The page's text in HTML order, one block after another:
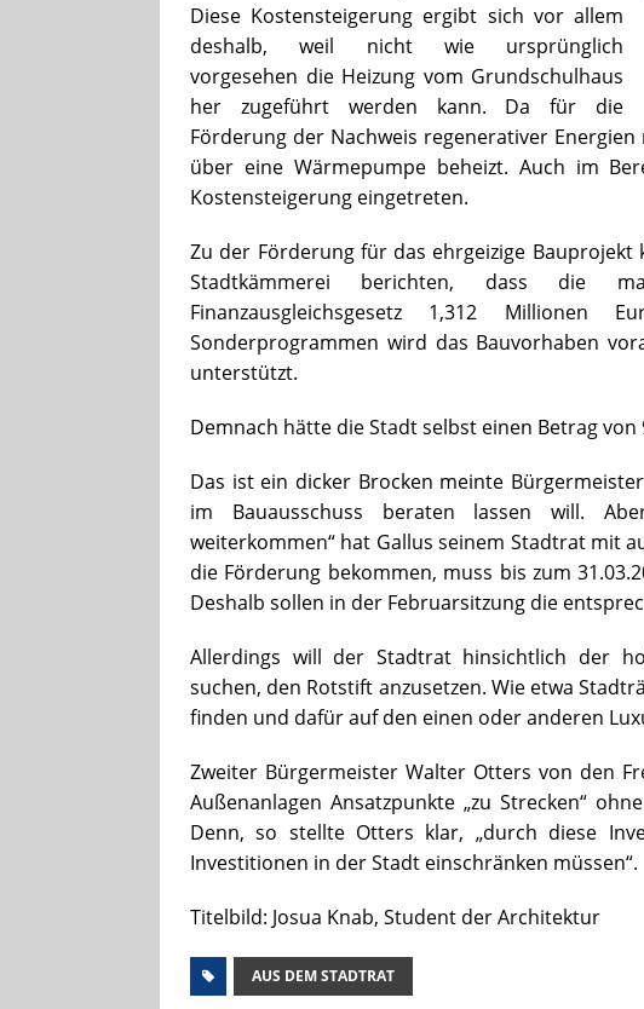
Diese Kostensteigerung ergibt sich vor allem
deshalb, weil nicht wie ursprünglich
vorgesehen die Heizung vom Grundschulhaus
her zugeführt werden kann. Da für die
Förderung der Nachweis regenerativer
über eine Wärmepumpe beheizt. Auch im
Kostensteigerung eingetreten.
Zu der Förderung für das ehrgeizige
Stadtkämmerei berichten, dass die
Finanzausgleichsgesetz 1,312 Millionen
Sonderprogrammen wird das Bauvorhaben
unterstützt.
Demnach hätte die Stadt selbst einen Betrag von
Das ist ein dicker Brocken meinte
im Bauausschuss beraten lassen will.
weiterkommen“ hat Gallus seinem Stadtrat mit
die Förderung bekommen, muss bis zum
Deshalb sollen in der Februarsitzung die
Allerdings will der Stadtrat hinsichtlich der
suchen, den Rotstift anzusetzen. Wie etwa
finden und dafür auf den einen oder anderen
Zweiter Bürgermeister Walter Otters von den
Außenanlagen Ansatzpunkte „zu Strecken“
Denn, so stellte Otters klar, „durch diese
Investitionen in der Stadt einschränken müssen“.
Titelbild: Josua Knab, Student der Architektur
AUS DEM STADTRAT